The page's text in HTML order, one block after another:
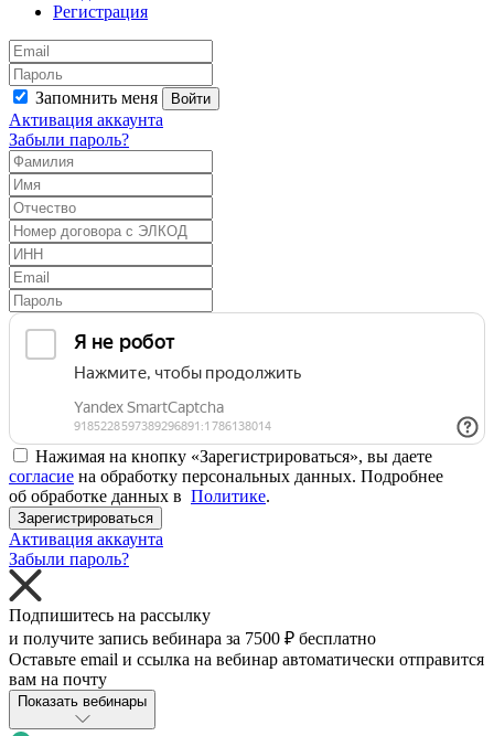
Регистрация
Запомнить меня Войти
Активация аккаунта
Забыли пароль?
Нажимая на кнопку «Зарегистрироваться», вы даете
согласие на обработку персональных данных. Подробнее
об обработке данных в Политике.
Зарегистрироваться
Активация аккаунта
Забыли пароль?
Подпишитесь на рассылку
и получите запись вебинара за 7500 ₽ бесплатно
Оставьте email и ссылка на вебинар автоматически отправится
вам на почту
Показать вебинары